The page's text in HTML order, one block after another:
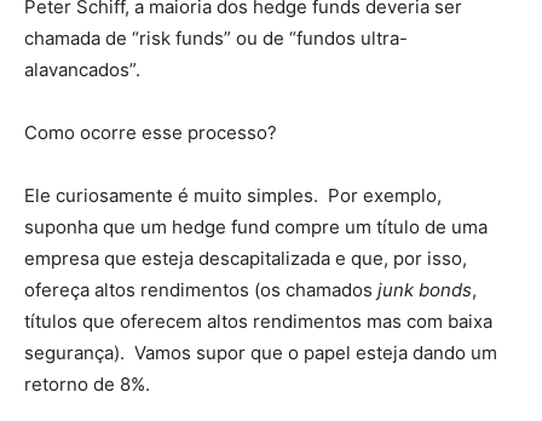
Peter Schiff, a maioria dos hedge funds deveria ser
chamada de “risk funds” ou de “fundos ultra-
alavancados”.
Como ocorre esse processo?
Ele curiosamente é muito simples. Por exemplo,
suponha que um hedge fund compre um título de uma
empresa que esteja descapitalizada e que, por isso,
ofereça altos rendimentos (os chamados junk bonds,
títulos que oferecem altos rendimentos mas com baixa
segurança). Vamos supor que o papel esteja dando um
retorno de 8%.